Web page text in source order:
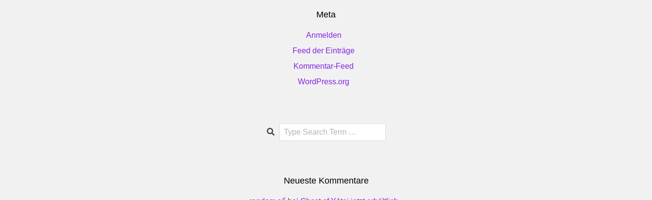
Meta
Anmelden
Feed der Einträge
Kommentar-Feed
WordPress.org
Search
Neueste Kommentare